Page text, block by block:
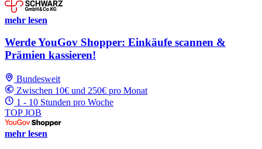
mehr lesen
Werde YouGov Shopper: Einkäufe scannen &
Prämien kassieren!
Bundesweit
Zwischen 10€ und 250€ pro Monat
1 - 10 Stunden pro Woche
TOP JOB
mehr lesen